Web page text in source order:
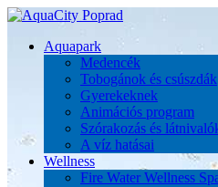
Aquapark
Medencék
Tobogánok és csúszdák
Gyerekeknek
Animációs program
Szórakozás és
A víz hatásai
Wellness
Fire Water Wellness